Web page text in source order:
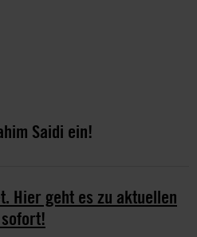
Saidi ein!
Hier geht es zu aktuellen